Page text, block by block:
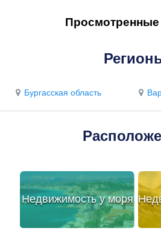
Бургасская область
Недвижимость у моря